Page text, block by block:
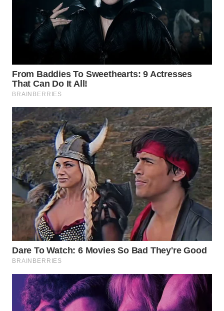
BINJAI
WN
INDRAMAYU
WN
KUNINGAN
WN
MAJALENGKA
WN
SUBANG
WN
SUKABUMI
WN
PURWAKARTA